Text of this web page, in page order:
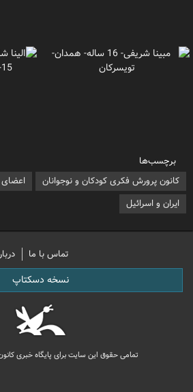
برچسب‌ها
کانون پرورش فکری کودکان و نوجوانان
ایران و اسرائیل
تماس با ما
نسخه دسکتاپ
تمامی حقوق این سایت برای پایگاه خبری